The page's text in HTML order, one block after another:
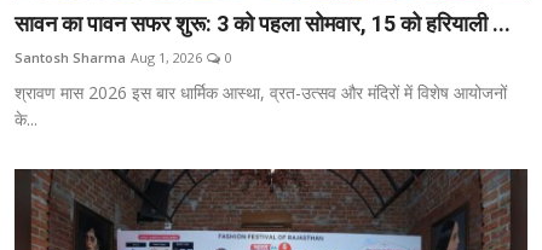
सावन का पावन सफर शुरू: 3 को पहला सोमवार, 15 को हरियाली ...
Santosh Sharma Aug 1, 2026 0
श्रावण मास 2026 इस बार धार्मिक आस्था, व्रत-उत्सव और मंदिरों में विशेष आयोजनों
के...